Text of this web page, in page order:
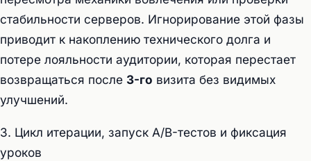
стабильности серверов. Игнорирование этой фазы
приводит к накоплению технического долга и
потере лояльности аудитории, которая перестает
возвращаться после 3-го визита без видимых
улучшений.
3. Цикл итерации, запуск A/B-тестов и фиксация
уроков